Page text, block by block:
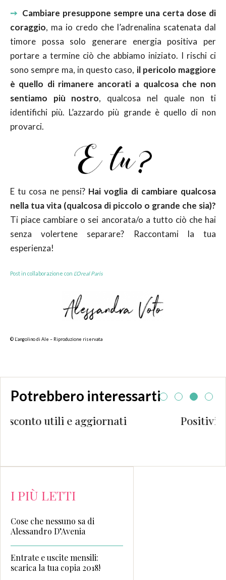
➙ Cambiare presuppone sempre una certa dose di
coraggio, ma io credo che l’adrenalina scatenata dal
timore possa solo generare energia positiva per
portare a termine ciò che abbiamo iniziato. I rischi ci
sono sempre ma, in questo caso, il pericolo maggiore
è quello di rimanere ancorati a qualcosa che non
sentiamo più nostro, qualcosa nel quale non ti
identifichi più. L’azzardo più grande è quello di non
provarci.
E tu cosa ne pensi? Hai voglia di cambiare qualcosa
nella tua vita (qualcosa di piccolo o grande che sia)?
Ti piace cambiare o sei ancorata/o a tutto ciò che hai
senza volertene separare? Raccontami la tua
esperienza!
Post in collaborazione con L’Oreal Paris
© L’angolino di Ale – Riproduzione riservata
Potrebbero interessarti
Positività in 10 (semplici) mosse
I PIÙ LETTI
Cose che nessuno sa di
Alessandro D’Avenia
Entrate e uscite mensili:
scarica la tua copia 2018!